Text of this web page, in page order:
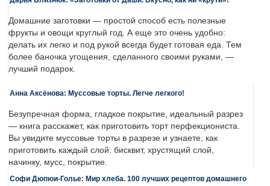
Домашние заготовки — простой способ есть полезные
фрукты и овощи круглый год. А еще это очень удобно:
делать их легко и под рукой всегда будет готовая еда. Тем
более баночка угощения, сделанного своими руками, —
лучший подарок.
Анна Аксёнова: Муссовые торты. Легче легкого!
Безупречная форма, гладкое покрытие, идеальный разрез
— книга расскажет, как приготовить торт перфекциониста.
Вы увидите муссовые торты в разрезе и узнаете, как
приготовить каждый слой: бисквит, хрустящий слой,
начинку, мусс, покрытие.
Софи Дюпюи-Голье: Мир хлеба. 100 лучших рецептов домашнего